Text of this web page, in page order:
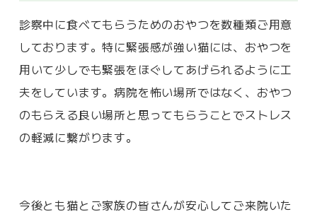
診察中に食べてもらうためのおやつを数種類ご用意
しております。特に緊張感が強い猫には、おやつを
用いて少しでも緊張をほぐしてあげられるように工
夫をしています。病院を怖い場所ではなく、おやつ
のもらえる良い場所と思ってもらうことでストレス
の軽減に繋がります。
今後とも猫とご家族の皆さんが安心してご来院いた